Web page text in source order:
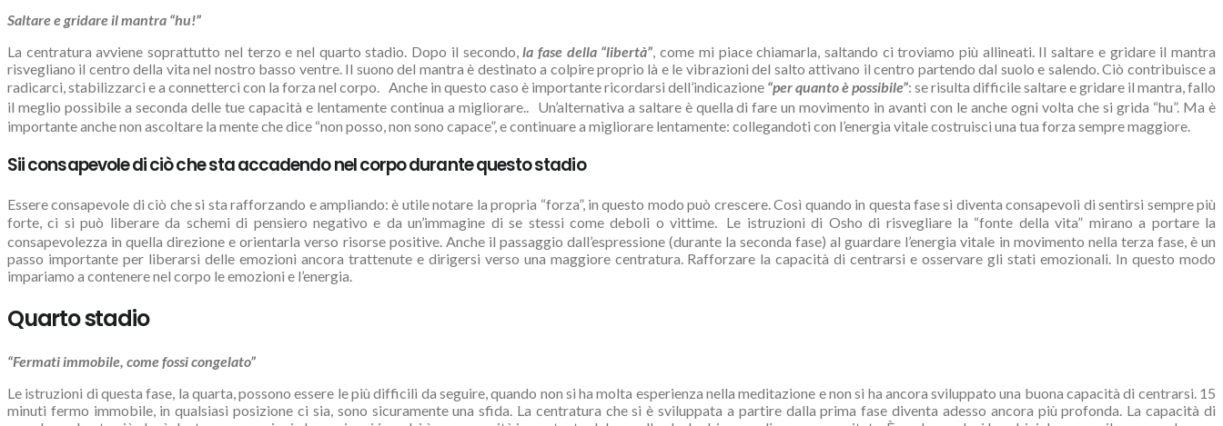
Saltare e gridare il mantra “hu!”
La centratura avviene soprattutto nel terzo e nel quarto stadio. Dopo il secondo,la fase della “libertà”, come mi piace chiamarla, saltando ci troviamo più allineati. Il saltare e gridare il mantra
risvegliano il centro della vita nel nostro basso ventre. Il suono del mantra è destinato a colpire proprio là e le vibrazioni del salto attivano il centro partendo dal suolo e salendo. Ciò contribuisce a
radicarci, stabilizzarci e a connetterci con la forza nel corpo. Anche in questo caso è importante ricordarsi dell’indicazione “per quanto è possibile”: se risulta difficile saltare e gridare il mantra, fallo
il meglio possibile a seconda delle tue capacità e lentamente continua a migliorare.. Un’alternativa a saltare è quella di fare un movimento in avanti con le anche ogni volta che si grida “hu”. Ma è
importante anche non ascoltare la mente che dice “non posso, non sono capace”, e continuare a migliorare lentamente: collegandoti con l’energia vitale costruisci una tua forza sempre maggiore.
Sii consapevole di ciò che sta accadendo nel corpo durante questo stadio
Essere consapevole di ciò che si sta rafforzando e ampliando: è utile notare la propria “forza”, in questo modo può crescere. Così quando in questa fase si diventa consapevoli di sentirsi sempre più
forte, ci si può liberare da schemi di pensiero negativo e da un’immagine di se stessi come deboli o vittime. Le istruzioni di Osho di risvegliare la “fonte della vita” mirano a portare la
consapevolezza in quella direzione e orientarla verso risorse positive. Anche il passaggio dall’espressione (durante la seconda fase) al guardare l’energia vitale in movimento nella terza fase, è un
passo importante per liberarsi delle emozioni ancora trattenute e dirigersi verso una maggiore centratura. Rafforzare la capacità di centrarsi e osservare gli stati emozionali. In questo modo
impariamo a contenere nel corpo le emozioni e l’energia.
Quarto stadio
“Fermati immobile, come fossi congelato”
Le istruzioni di questa fase, la quarta, possono essere le più difficili da seguire, quando non si ha molta esperienza nella meditazione e non si ha ancora sviluppato una buona capacità di centrarsi. 15
minuti fermo immobile, in qualsiasi posizione ci sia, sono sicuramente una sfida. La centratura che si è sviluppata a partire dalla prima fase diventa adesso ancora più profonda. La capacità di